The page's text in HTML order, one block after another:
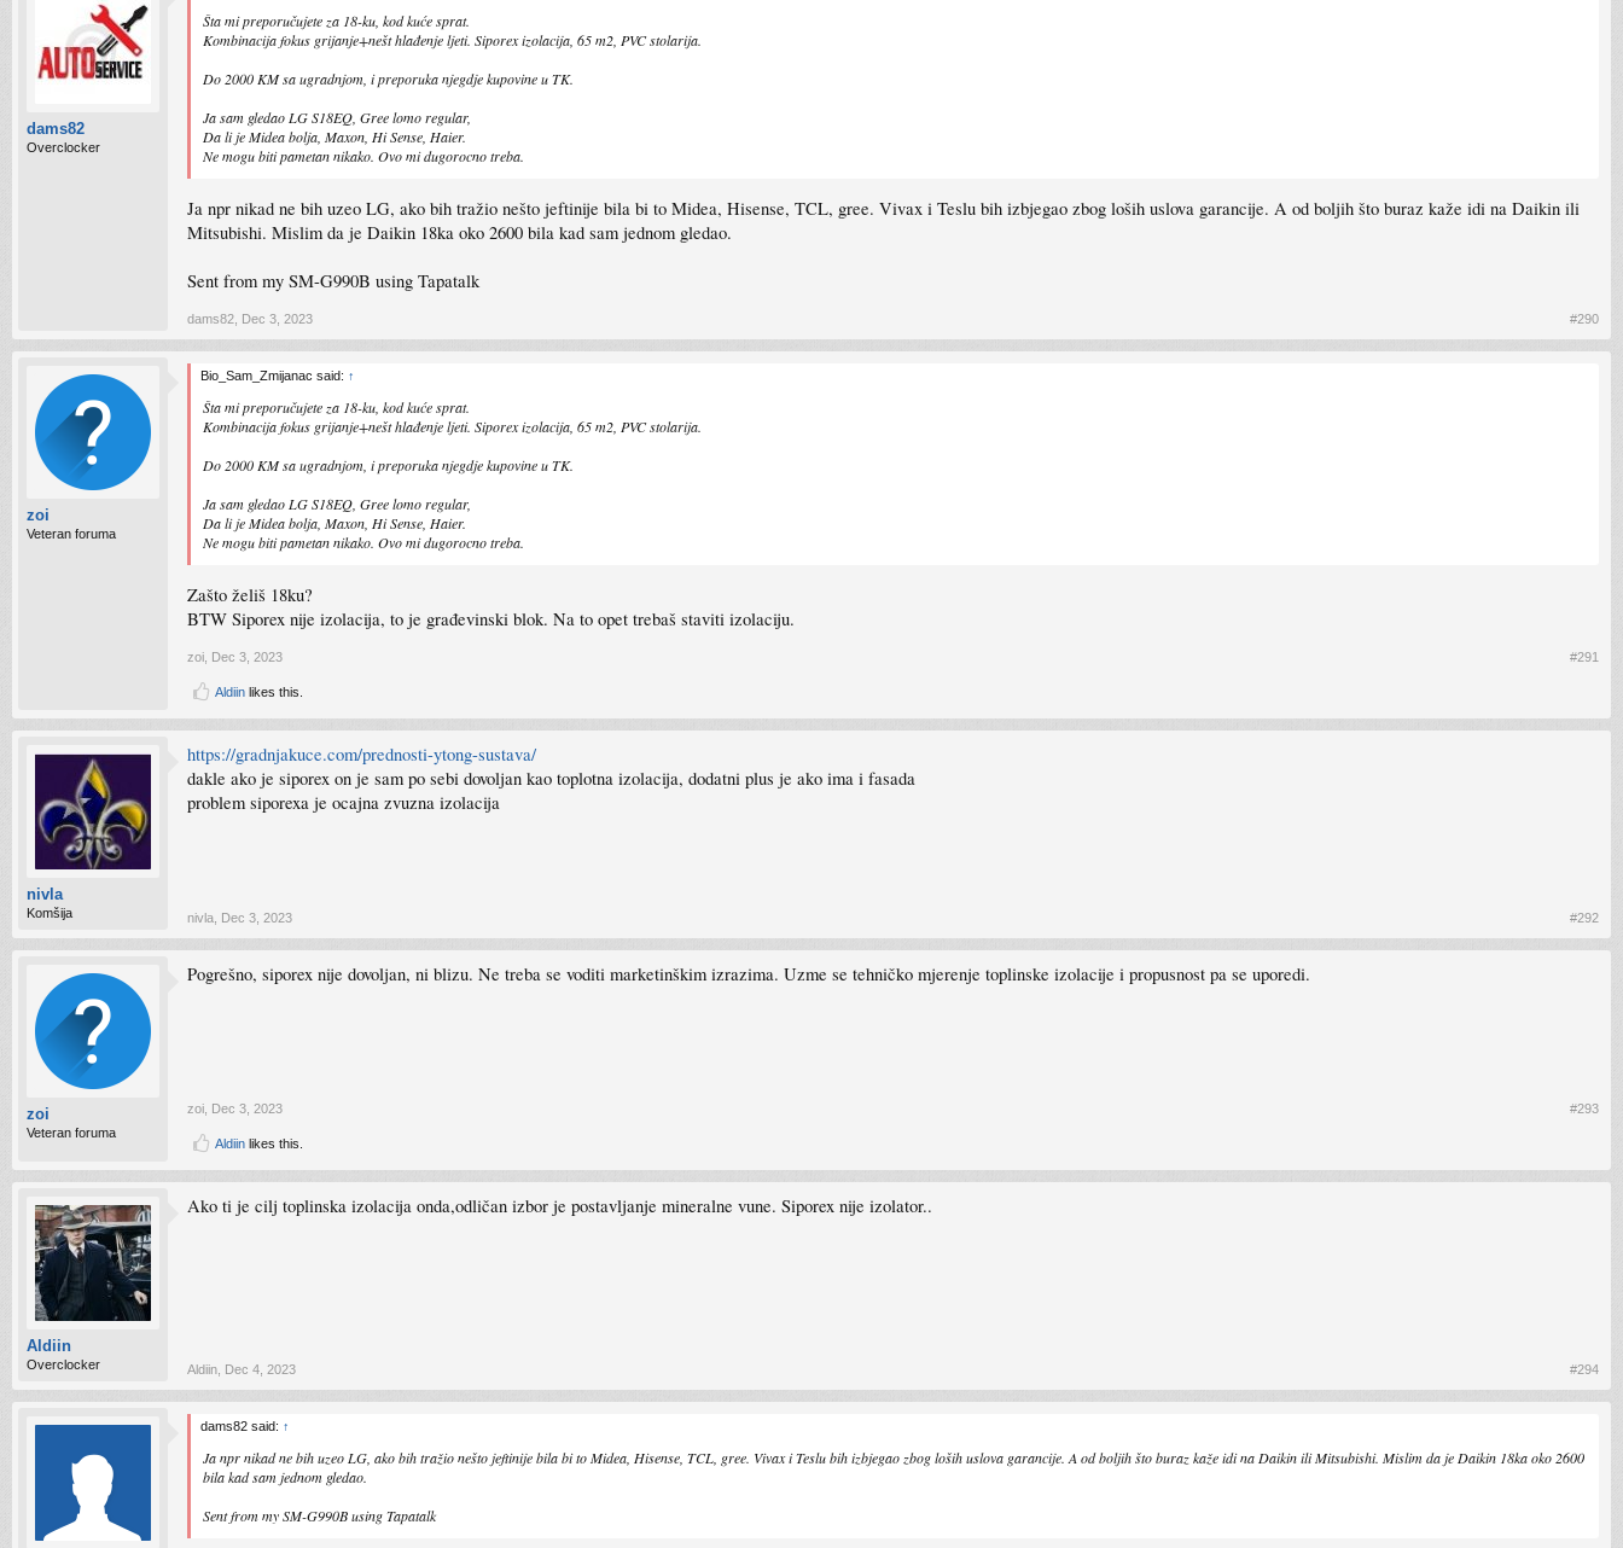
dams82
Overclocker
Šta mi preporučujete za 18-ku, kod kuće sprat.
Kombinacija fokus grijanje+nešt hlađenje ljeti. Siporex izolacija, 65 m2, PVC stolarija.
Do 2000 KM sa ugradnjom, i preporuka njegdje kupovine u TK.
Ja sam gledao LG S18EQ, Gree lomo regular,
Da li je Midea bolja, Maxon, Hi Sense, Haier.
Ne mogu biti pametan nikako. Ovo mi dugorocno treba.
Ja npr nikad ne bih uzeo LG, ako bih tražio nešto jeftinije bila bi to Midea, Hisense, TCL, gree. Vivax i Teslu bih izbjegao zbog loših uslova garancije. A od boljih što buraz kaže idi na Daikin ili
Mitsubishi. Mislim da je Daikin 18ka oko 2600 bila kad sam jednom gledao.
Sent from my SM-G990B using Tapatalk
dams82 Dec 3, 2023 #290
zoi
Veteran foruma
Bio_Sam_Zmijanac said: ↑
Šta mi preporučujete za 18-ku, kod kuće sprat.
Kombinacija fokus grijanje+nešt hlađenje ljeti. Siporex izolacija, 65 m2, PVC stolarija.
Do 2000 KM sa ugradnjom, i preporuka njegdje kupovine u TK.
Ja sam gledao LG S18EQ, Gree lomo regular,
Da li je Midea bolja, Maxon, Hi Sense, Haier.
Ne mogu biti pametan nikako. Ovo mi dugorocno treba.
Zašto želiš 18ku?
BTW Siporex nije izolacija, to je građevinski blok. Na to opet trebaš staviti izolaciju.
zoi Dec 3, 2023 #291
Aldiin likes this.
nivla
Komšija
https://gradnjakuce.com/prednosti-ytong-sustava/
dakle ako je siporex on je sam po sebi dovoljan kao toplotna izolacija, dodatni plus je ako ima i fasada
problem siporexa je ocajna zvuzna izolacija
nivla Dec 3, 2023 #292
zoi
Veteran foruma
Pogrešno, siporex nije dovoljan, ni blizu. Ne treba se voditi marketinškim izrazima. Uzme se tehničko mjerenje toplinske izolacije i propusnost pa se uporedi.
zoi Dec 3, 2023 #293
Aldiin likes this.
Aldiin
Overclocker
Ako ti je cilj toplinska izolacija onda,odličan izbor je postavljanje mineralne vune. Siporex nije izolator..
Aldiin Dec 4, 2023 #294
dams82 said: ↑
Ja npr nikad ne bih uzeo LG, ako bih tražio nešto jeftinije bila bi to Midea, Hisense, TCL, gree. Vivax i Teslu bih izbjegao zbog loših uslova garancije. A od boljih što buraz kaže idi na Daikin ili Mitsubishi. Mislim da je Daikin 18ka oko 2600
bila kad sam jednom gledao.
Sent from my SM-G990B using Tapatalk